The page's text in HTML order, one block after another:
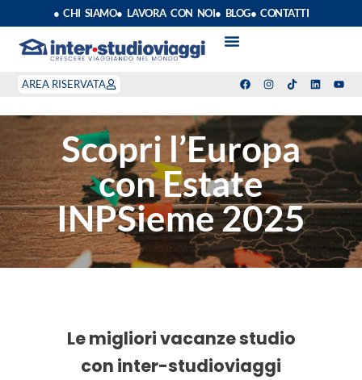
● CHI SIAMO● LAVORA CON NOI● BLOG● CONTATTI
AREA RISERVATA
Scopri l’Europa
con Estate
INPSieme 2025
Le migliori vacanze studio
con inter-studioviaggi